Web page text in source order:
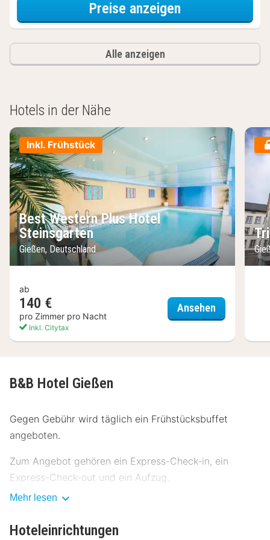
Preise anzeigen
Alle anzeigen
Hotels in der Nähe
Inkl. Frühstück
Best Western Plus Hotel
Steinsgarten
Gießen, Deutschland
ab
140 €
pro Zimmer pro Nacht
Inkl. Citytax
Ansehen
B&B Hotel Gießen
Gegen Gebühr wird täglich ein Frühstücksbuffet
angeboten.
Zum Angebot gehören ein Express-Check-in, ein
Express-Check-out und ein Aufzug.
Fühl dich in einem der 94 klimatisierten Zimmer mit
Internetzugang (kostenlos) ist ebenso verfügbar wie
Mehr lesen
Hoteleinrichtungen